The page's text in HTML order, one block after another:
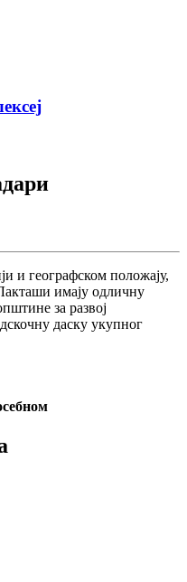
и географском положају,
имају одличну
за развој
даску укупног